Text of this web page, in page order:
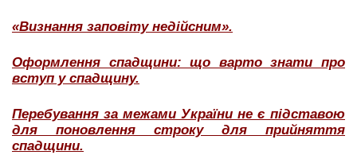
«Визнання заповіту недійсним».
Оформлення спадщини: що варто знати про
вступ у спадщину.
Перебування за межами України не є підставою
для поновлення строку для прийняття
спадщини.